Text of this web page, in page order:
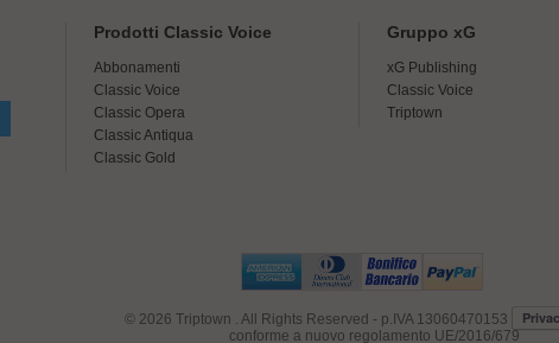
Prodotti Classic Voice
Abbonamenti
Classic Voice
Classic Opera
Classic Antiqua
Classic Gold
Gruppo xG
xG Publishing
Classic Voice
Triptown
© 2026 Triptown . All Rights Reserved - p.IVA 13060470153
conforme a nuovo regolamento UE/2016/679